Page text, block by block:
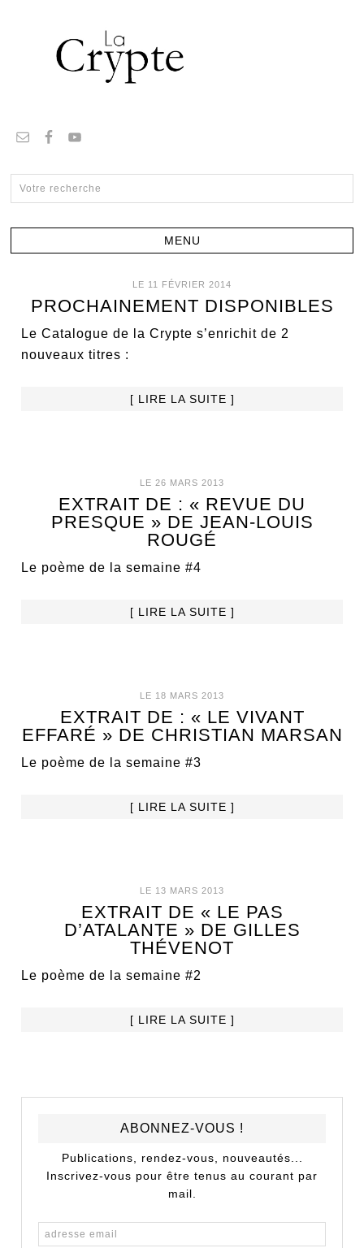
LE 11 FÉVRIER 2014
PROCHAINEMENT DISPONIBLES
Le Catalogue de la Crypte s’enrichit de 2
nouveaux titres :
[ LIRE LA SUITE ]
LE 26 MARS 2013
EXTRAIT DE : « REVUE DU
PRESQUE » DE JEAN-LOUIS
ROUGÉ
Le poème de la semaine #4
[ LIRE LA SUITE ]
LE 18 MARS 2013
EXTRAIT DE : « LE VIVANT
EFFARÉ » DE CHRISTIAN MARSAN
Le poème de la semaine #3
[ LIRE LA SUITE ]
LE 13 MARS 2013
EXTRAIT DE « LE PAS
D’ATALANTE » DE GILLES
THÉVENOT
Le poème de la semaine #2
[ LIRE LA SUITE ]
ABONNEZ-VOUS !
Publications, rendez-vous, nouveautés...
Inscrivez-vous pour être tenus au courant par
mail.